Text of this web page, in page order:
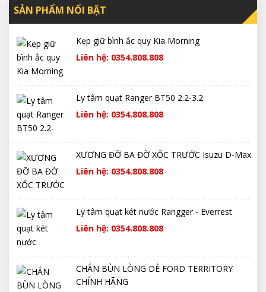
SẢN PHẨM NỔI BẬT
Kẹp giữ bình ắc quy Kia Morning
Liên hệ: 0354.808.808
Ly tâm quạt Ranger BT50 2.2-3.2
Liên hệ: 0354.808.808
XƯƠNG ĐỠ BA ĐỜ XỐC TRƯỚC Isuzu D-Max
Liên hệ: 0354.808.808
Ly tâm quạt két nước Rangger - Everrest
Liên hệ: 0354.808.808
CHẮN BÙN LÒNG DÈ FORD TERRITORY
CHÍNH HÃNG